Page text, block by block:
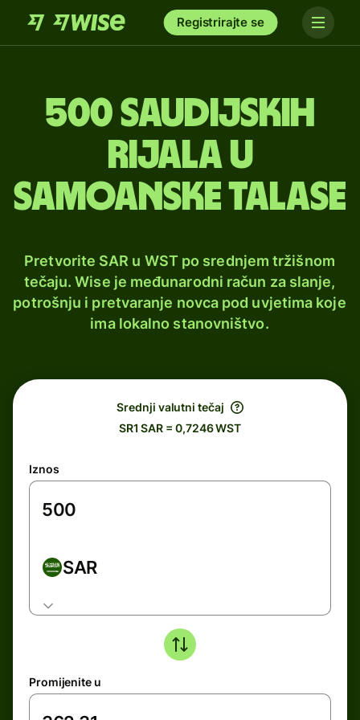
Registrirajte se
500 saudijskih
rijala u
samoanske talase
Pretvorite SAR u WST po srednjem tržišnom
tečaju. Wise je međunarodni račun za slanje,
potrošnju i pretvaranje novca pod uvjetima koje
ima lokalno stanovništvo.
Srednji valutni tečaj
SR1 SAR = 0,7246 WST
Iznos
SAR
Promijenite u